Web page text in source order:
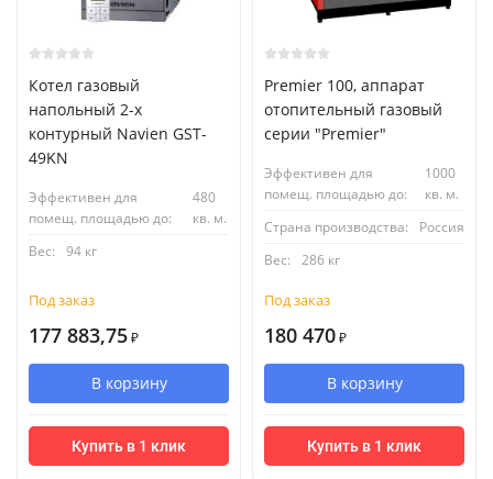
Котел газовый
напольный 2-х
контурный Navien GST-
49KN
Эффективен для
помещ. площадью до:
480
кв. м.
Вес:
94 кг
Под заказ
177 883,75 ₽
В корзину
Купить в 1 клик
Premier 100, аппарат
отопительный газовый
серии "Premier"
Эффективен для
помещ. площадью до:
1000
кв. м.
Страна производства:
Россия
Вес:
286 кг
Под заказ
180 470 ₽
В корзину
Купить в 1 клик